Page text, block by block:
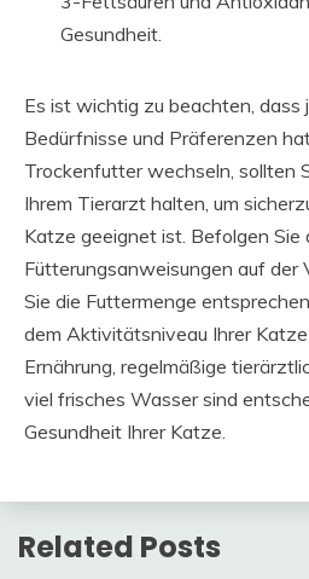
Gesundheit.
Es ist wichtig zu beachten, dass
Bedürfnisse und Präferenzen
Trockenfutter wechseln, sollten
Ihrem Tierarzt halten, um
Katze geeignet ist. Befolgen Sie
Fütterungsanweisungen auf der
Sie die Futtermenge
dem Aktivitätsniveau Ihrer
Ernährung, regelmäßige
viel frisches Wasser sind
Gesundheit Ihrer Katze.
Related Posts